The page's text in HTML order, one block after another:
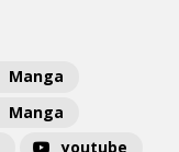
Manga
Manga
youtube